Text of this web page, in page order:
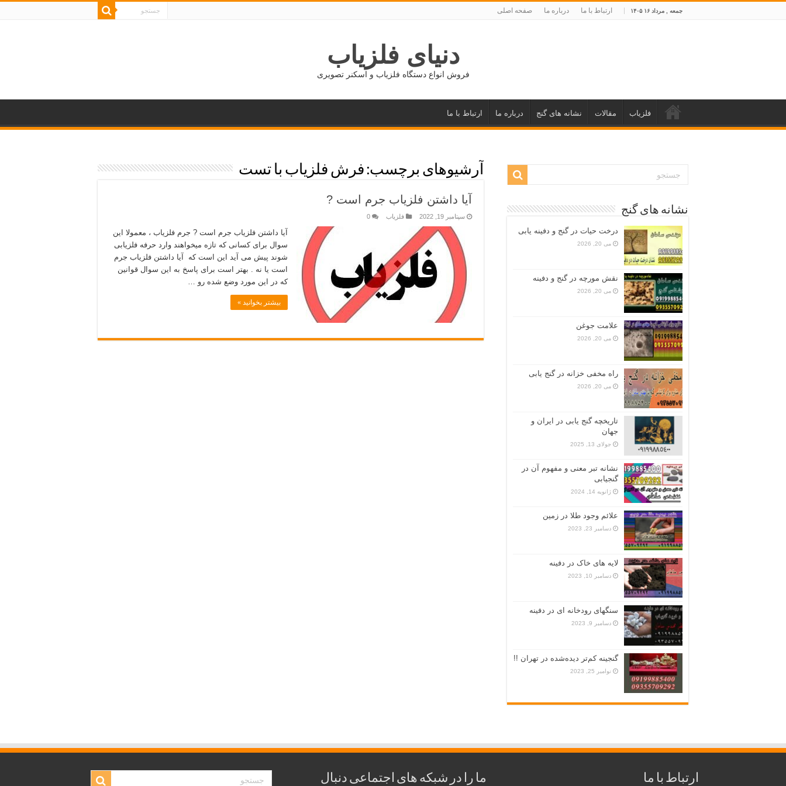
جمعه , مرداد ۱۶ ۱۴۰۵ ارتباط با ما درباره ما صفحه اصلی
دنیای فلزیاب
فروش انواع دستگاه فلزیاب و اسکنر تصویری
فلزیاب مقالات نشانه های گنج درباره ما ارتباط با ما
آرشیوهای برچسب: فرش فلزیاب با تست
آیا داشتن فلزیاب جرم است ?
سپتامبر 19, 2022 فلزیاب 0
آیا داشتن فلزیاب جرم است ? جرم فلزیاب ، معمولا این
سوال برای کسانی که تازه میخواهند وارد حرفه فلزیابی
شوند پیش می آید این است که آیا داشتن فلزیاب جرم
است یا نه . بهتر است برای پاسخ به این سوال قوانین
که در این مورد وضع شده رو …
بیشتر بخوانید »
نشانه های گنج
درخت حیات در گنج و دفینه یابی
می 20, 2026
نقش مورچه در گنج و دفینه
می 20, 2026
علامت جوغن
می 20, 2026
راه مخفی خزانه در گنج یابی
می 20, 2026
تاریخچه گنج‌ یابی در ایران و
جهان
جولای 13, 2025
نشانه تبر معنی و مفهوم آن در
گنجیابی
ژانویه 14, 2024
علائم وجود طلا در زمین
دسامبر 23, 2023
لایه های خاک در دفینه
دسامبر 10, 2023
سنگهای رودخانه ای در دفینه
دسامبر 9, 2023
گنجینه کم‌تر دیده‌شده در تهران !!
نوامبر 25, 2023
ارتباط با ما ما را در شبکه های اجتماعی دنبال